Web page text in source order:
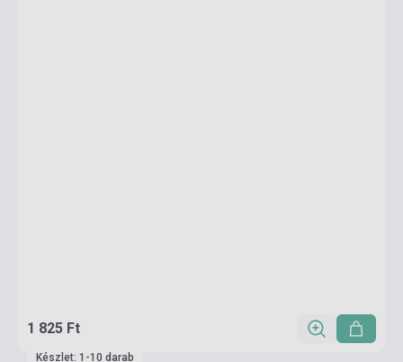
1 825 Ft
Készlet: 1-10 darab